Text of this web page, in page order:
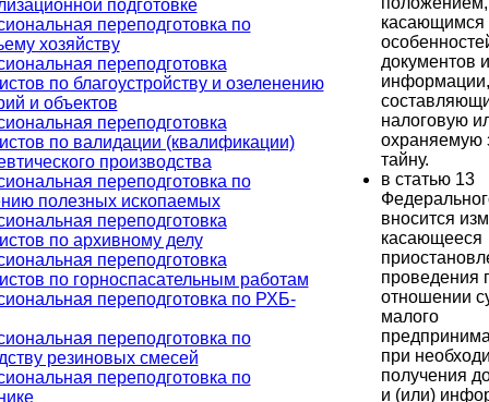
подготовке
переподготовка по
хозяйству
переподготовка
по благоустройству и озеленению
и объектов
переподготовка
по валидации (квалификации)
производства
переподготовка по
полезных ископаемых
переподготовка
по архивному делу
переподготовка
по горноспасательным работам
переподготовка по РХБ-
переподготовка по
резиновых смесей
переподготовка по
касающимся
документов
информации,
налоговую
охраняемую
тайну.
в статью 13
вносится
касающееся
проведения
отношении
малого
при
получения
и (или)